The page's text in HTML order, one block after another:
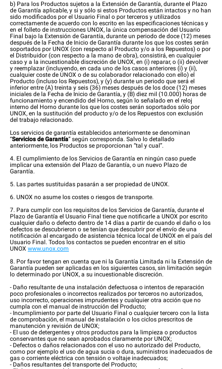
b) Para los Productos sujetos a la Extensión de Garantía, durante el Plazo
de Garantía aplicable, y si y sólo si estos Productos están intactos y no han
sido modificados por el Usuario Final o por terceros y utilizados
correctamente de acuerdo con lo escrito en las especificaciones técnicas y
en el folleto de instrucciones UNOX, la única compensación del Usuario
Final bajo la Extensión de Garantía, durante un periodo de doce (12) meses
después de la Fecha de Inicio de Garantía durante los que los costes serán
soportados por UNOX (con respecto al Producto y/o a los Repuestos) o por
el Distribuidor (con respecto a la mano de obra), consistirá, en cualquier
caso y a la incuestionable discreción de UNOX, en (i) reparar, o (ii) devolver
y reemplazar (incluyendo, en cada uno de los casos anteriores (i) y (ii),
cualquier coste de UNOX o de su colaborador relacionado con ello) el
Producto (incluso los Repuestos), y (y) durante un periodo que será el
inferior entre (A) treinta y seis (36) meses después de los doce (12) meses
iniciales de la Fecha de Inicio de Garantía, y (B) diez mil (10.000) horas de
funcionamiento y encendido del Horno, según lo señalado en el reloj
interno del Horno durante los que los costes serán soportados sólo por
UNOX, en la sustitución del producto y/o de los Repuestos con exclusión
del trabajo relacionado.
Los servicios de garantía establecidos anteriormente se denominan
“Servicios de Garantía” según corresponda. Salvo lo detallado
anteriormente, los Productos se proporcionan “tal y cual”.
4. El cumplimiento de los Servicios de Garantía en ningún caso puede
implicar una extensión del Plazo de Garantía, o un nuevo Plazo de
Garantía.
5. Las partes sustituidas pasarán a ser propiedad de UNOX.
6. UNOX no asume los costes o riesgos de transporte.
7. Para cumplir con los requisitos de los Servicios de Garantía, durante el
Plazo de Garantía el Usuario Final tiene que notificarle a UNOX por escrito
cualquier daño o defecto dentro de 14 días a partir de cuando el daño o los
defectos se descubrieron o se tenían que descubrir por el envío de una
notificación al encargado de asistencia técnica local de UNOX en el país del
Usuario Final. Todos los contactos se pueden encontrar en el sitio
UNOX www.unox.com
8. Por favor tengan en cuenta que ni la Garantía Limitada ni la Extensión de
Garantía pueden ser aplicadas en los siguientes casos, sin limitación según
lo determinado por UNOX, a su incuestionable discreción.
- Daño resultante de una instalación defectuosa o intentos de reparación
poco profesionales o incorrectos realizados por terceros no autorizados,
uso incorrecto, operaciones imprudentes y cualquier otra acción que no
cumpla con el manual de instrucción del Producto;
- Incumplimiento por parte del Usuario Final o cualquier tercero con la lista
de comprobación, el manual de instalación o los ciclos prescritos de
manutención y revisión de UNOX;
- El uso de detergentes y otros productos para la limpieza o productos
conservantes que no sean aprobados claramente por UNOX;
- Defectos o daños relacionados con el uso no autorizado del Producto,
como por ejemplo el uso de agua sucia o dura, suministros inadecuados de
gas o corriente eléctrica con tensión o voltaje inadecuados;
- Daños resultantes del transporte del Producto;